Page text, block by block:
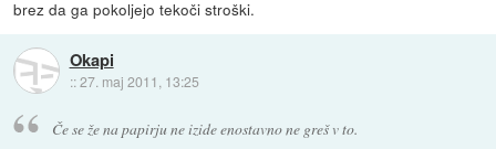
brez da ga pokoljejo tekoči stroški.
Okapi
::27. maj 2011, 13:25
Če se že na papirju ne izide enostavno ne greš v to.